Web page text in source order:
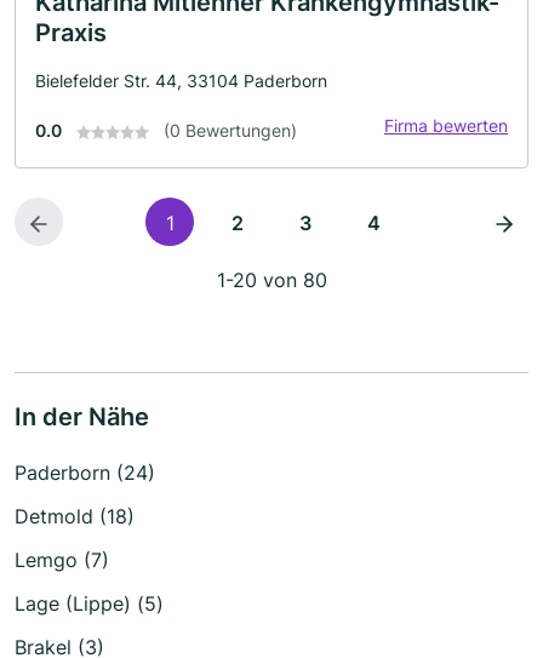
Praxis
Bielefelder Str. 44, 33104 Paderborn
0.0 (0 Bewertungen) Firma bewerten
1 2 3 4
1-20 von 80
In der Nähe
Paderborn (24)
Detmold (18)
Lemgo (7)
Lage (Lippe) (5)
Brakel (3)